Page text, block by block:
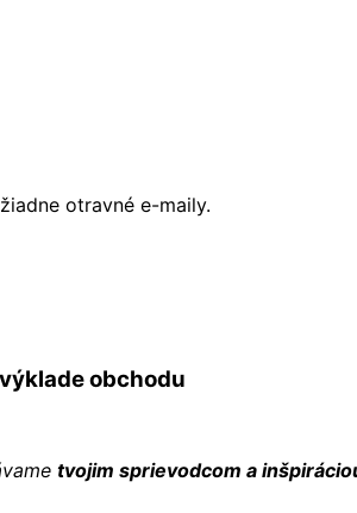
otravné e-maily.
obchodu
tvojim sprievodcom a